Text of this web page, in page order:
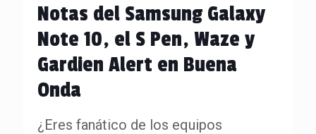
Notas del Samsung Galaxy
Note 10, el S Pen, Waze y
Gardien Alert en Buena
Onda
¿Eres fanático de los equipos